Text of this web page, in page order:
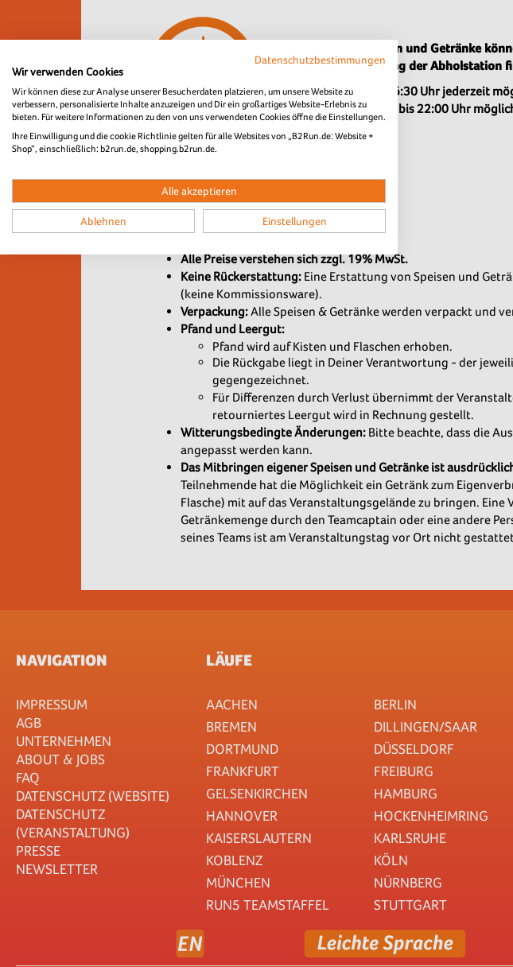
Die bestellten Speisen und Getränke
genaue Positionierung der Abholstation
Abholung ab 16:30 Uhr jederzeit
Pfandrückgabe bis 22:00 Uhr
Details zur Bestellung:
Bestellschluss: Dienstag, 23. Juni 2026
Alle Preise verstehen sich zzgl. 19% MwSt.
Keine Rückerstattung: Eine Erstattung von Speisen und
(keine Kommissionsware).
Verpackung:Alle Speisen & Getränke werden verpackt und
Pfand und Leergut:
Pfand wird auf Kisten und Flaschen erhoben.
Die Rückgabe liegt in Deiner Verantwortung - der
gegengezeichnet.
Für Differenzen durch Verlust übernimmt der
retourniertes Leergut wird in Rechnung gestellt.
Witterungsbedingte Änderungen: Bitte beachte, dass die
angepasst werden kann.
Das Mitbringen eigener Speisen und Getränke ist
Teilnehmende hat die Möglichkeit ein Getränk zum
Flasche) mit auf das Veranstaltungsgelände zu bringen. Eine
Getränkemenge durch den Teamcaptain oder eine andere
seines Teams ist am Veranstaltungstag vor Ort nicht
NAVIGATION
IMPRESSUM
AGB
UNTERNEHMEN
ABOUT & JOBS
FAQ
DATENSCHUTZ (WEBSITE)
DATENSCHUTZ
(VERANSTALTUNG)
PRESSE
NEWSLETTER
LÄUFE
AACHEN
BERLIN
BREMEN
DILLINGEN/SAAR
DORTMUND
DÜSSELDORF
FRANKFURT
FREIBURG
GELSENKIRCHEN
HAMBURG
HANNOVER
HOCKENHEIMRING
KAISERSLAUTERN
KARLSRUHE
KOBLENZ
KÖLN
MÜNCHEN
NÜRNBERG
RUN5 TEAMSTAFFEL
STUTTGART
Datenschutzbestimmungen
Wir verwenden Cookies
Wir können diese zur Analyse unserer Besucherdaten platzieren, um unsere Website zu
verbessern, personalisierte Inhalte anzuzeigen und Dir ein großartiges Website-Erlebnis zu
bieten. Für weitere Informationen zu den von uns verwendeten Cookies öffne die Einstellungen.
Ihre Einwilligung und die cookie Richtlinie gelten für alle Websites von „B2Run.de: Website +
Shop“, einschließlich: b2run.de, shopping.b2run.de.
Alle akzeptieren
Ablehnen Einstellungen